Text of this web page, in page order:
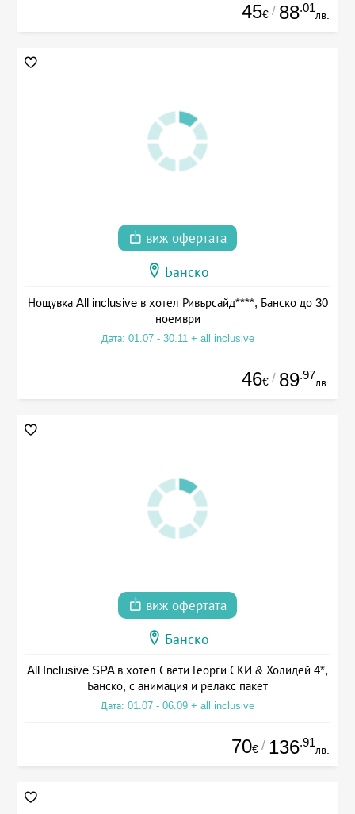
45€ / 88.01
лв.
виж офертата
Банско
Нощувка All inclusive в хотел Ривърсайд****, Банско до 30
ноември
Дата: 01.07 - 30.11 + all inclusive
46€ / 89.97
лв.
виж офертата
Банско
All Inclusive SPA в хотел Свети Георги СКИ & Холидей 4*,
Банско, с анимация и релакс пакет
Дата: 01.07 - 06.09 + all inclusive
70€ / 136.91
лв.